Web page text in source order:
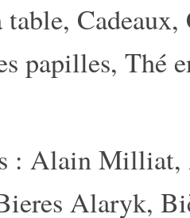
, Cadeaux,
papilles, Thé
: Alain Milliat,
Alaryk,